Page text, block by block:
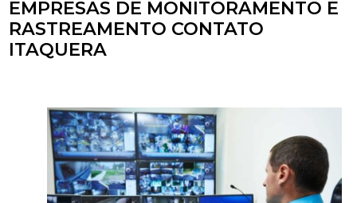
EMPRESAS DE MONITORAMENTO E
RASTREAMENTO CONTATO
ITAQUERA